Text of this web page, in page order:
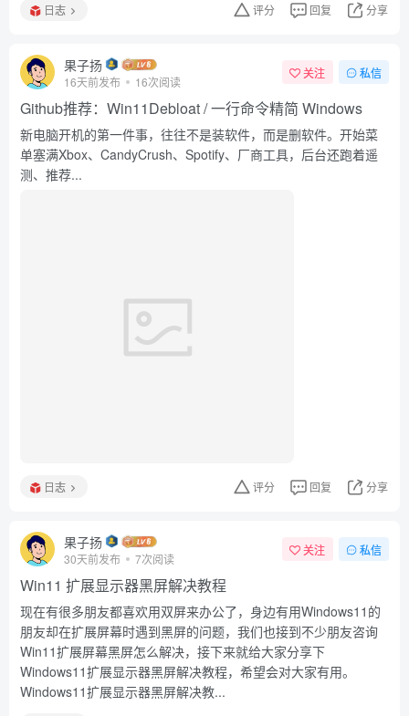
日志 评分 回复 分享
果子扬
16天前发布 16次阅读
关注 私信
Github推荐：Win11Debloat / 一行命令精简 Windows
新电脑开机的第一件事，往往不是装软件，而是删软件。开始菜
单塞满Xbox、CandyCrush、Spotify、厂商工具，后台还跑着遥
测、推荐...
日志 评分 回复 分享
果子扬
30天前发布 7次阅读
关注 私信
Win11 扩展显示器黑屏解决教程
现在有很多朋友都喜欢用双屏来办公了，身边有用Windows11的
朋友却在扩展屏幕时遇到黑屏的问题，我们也接到不少朋友咨询
Win11扩展屏幕黑屏怎么解决，接下来就给大家分享下
Windows11扩展显示器黑屏解决教程，希望会对大家有用。
Windows11扩展显示器黑屏解决教...